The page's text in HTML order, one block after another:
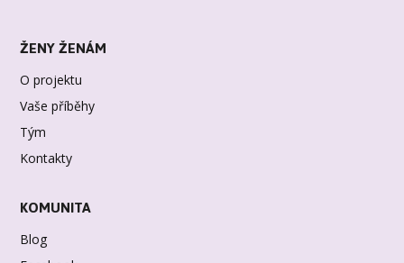
ŽENY ŽENÁM
O projektu
Vaše příběhy
Tým
Kontakty
KOMUNITA
Blog